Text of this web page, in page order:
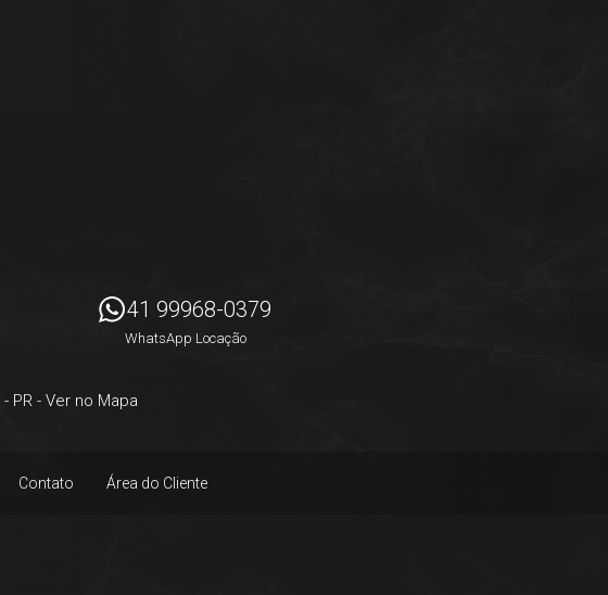
41 99968-0379
WhatsApp Locação
- PR - Ver no Mapa
Contato Área do Cliente